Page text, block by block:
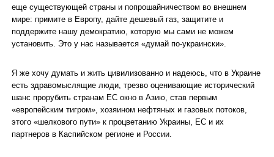
еще существующей страны и попрошайничеством во внешнем
мире: примите в Европу, дайте дешевый газ, защитите и
поддержите нашу демократию, которую мы сами не можем
установить. Это у нас называется «думай по-украински».
Я же хочу думать и жить цивилизованно и надеюсь, что в Украине
есть здравомыслящие люди, трезво оценивающие исторический
шанс прорубить странам ЕС окно в Азию, став первым
«европейским тигром», хозяином нефтяных и газовых потоков,
этого «шелкового пути» к процветанию Украины, ЕС и их
партнеров в Каспийском регионе и России.